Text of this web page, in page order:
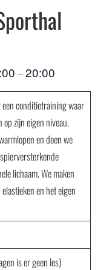
–20:00
een conditietraining waar
op zijn eigen niveau.
en doen we
lichaam. We maken
en het eigen
is er geen les)